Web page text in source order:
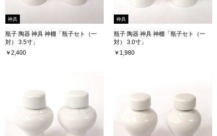
神具
瓶子 陶器 神具 神棚「瓶子セト（一
対） 3.5寸」
￥2,400
神具
瓶子 陶器 神具 神棚「瓶子セト（一
対） 3.0寸」
￥1,980